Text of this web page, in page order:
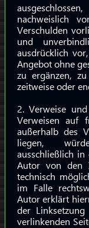
nachweislich
Verschulden
und
ausdrücklich
Angebot ohne
zu ergänzen,
zeitweise oder
2. Verweise
Verweisen auf
außerhalb des
liegen,
ausschließlich
Autor von den
technisch
im Falle
Autor erklärt
der
verlinkenden